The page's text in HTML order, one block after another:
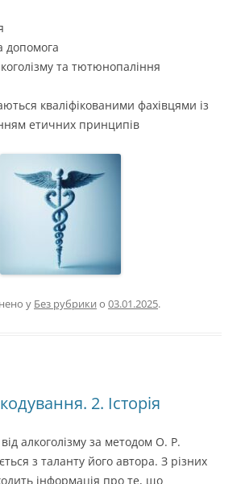
допомога
та тютюнопаління
кваліфікованими фахівцями із
етичних принципів
у Без рубрики о 03.01.2025.
2. Історія
алкоголізму за методом О. Р.
з таланту його автора. З різних
інформація про те, що